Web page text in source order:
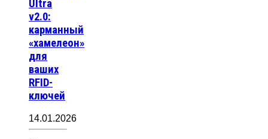
Ultra
v2.0:
карманный
«хамелеон»
для
ваших
RFID-
ключей
14.01.2026